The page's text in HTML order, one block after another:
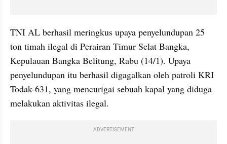
TNI AL berhasil meringkus upaya penyelundupan 25
ton timah ilegal di Perairan Timur Selat Bangka,
Kepulauan Bangka Belitung, Rabu (14/1). Upaya
penyelundupan itu berhasil digagalkan oleh patroli KRI
Todak-631, yang mencurigai sebuah kapal yang diduga
melakukan aktivitas ilegal.
ADVERTISEMENT